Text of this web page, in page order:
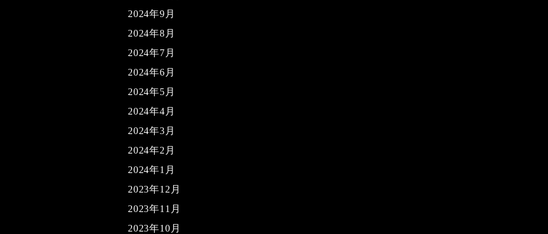
2024年9月
2024年8月
2024年7月
2024年6月
2024年5月
2024年4月
2024年3月
2024年2月
2024年1月
2023年12月
2023年11月
2023年10月